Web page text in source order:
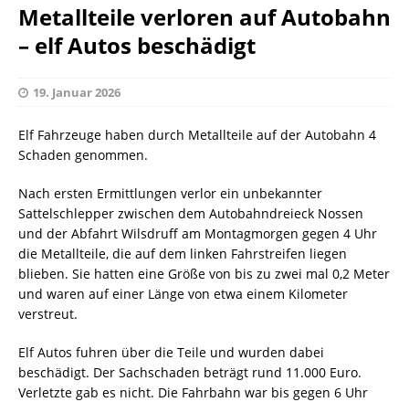
Metallteile verloren auf Autobahn
– elf Autos beschädigt
19. Januar 2026
Elf Fahrzeuge haben durch Metallteile auf der Autobahn 4
Schaden genommen.
Nach ersten Ermittlungen verlor ein unbekannter
Sattelschlepper zwischen dem Autobahndreieck Nossen
und der Abfahrt Wilsdruff am Montagmorgen gegen 4 Uhr
die Metallteile, die auf dem linken Fahrstreifen liegen
blieben. Sie hatten eine Größe von bis zu zwei mal 0,2 Meter
und waren auf einer Länge von etwa einem Kilometer
verstreut.
Elf Autos fuhren über die Teile und wurden dabei
beschädigt. Der Sachschaden beträgt rund 11.000 Euro.
Verletzte gab es nicht. Die Fahrbahn war bis gegen 6 Uhr